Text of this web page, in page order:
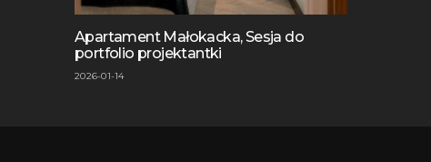
Apartament Małokacka, Sesja do
portfolio projektantki
2026-01-14